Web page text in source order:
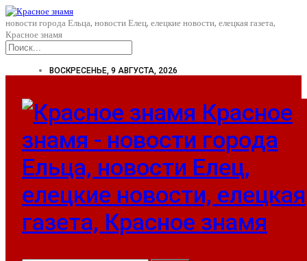
новости города Ельца, новости Елец, елецкие новости, елецкая газета,
Красное знамя
ВОСКРЕСЕНЬЕ, 9 АВГУСТА, 2026
Красное
знамя - новости города
Ельца, новости Елец,
елецкие новости, елецкая
газета, Красное знамя